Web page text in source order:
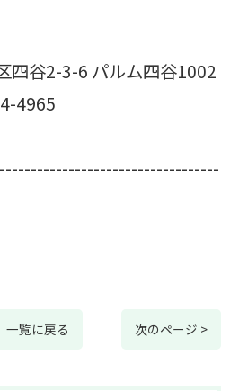
四谷2-3-6 パルム四谷1002
4965
一覧に戻る 次のページ >